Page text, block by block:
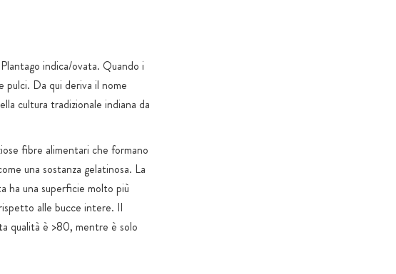
indica/ovata. Quando i
Da qui deriva il nome
cultura tradizionale indiana da
fibre alimentari che formano
una sostanza gelatinosa. La
ha una superficie molto più
alle bucce intere. Il
qualità è >80, mentre è solo